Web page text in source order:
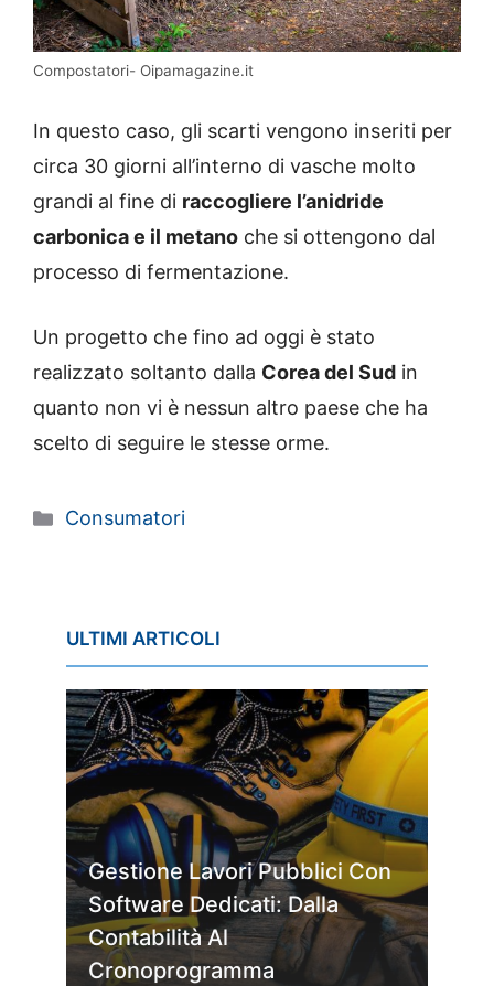
Compostatori- Oipamagazine.it
In questo caso, gli scarti vengono inseriti per
circa 30 giorni all’interno di vasche molto
grandi al fine di raccogliere l’anidride
carbonica e il metano che si ottengono dal
processo di fermentazione.
Un progetto che fino ad oggi è stato
realizzato soltanto dalla Corea del Sud in
quanto non vi è nessun altro paese che ha
scelto di seguire le stesse orme.
Categorie
Consumatori
ULTIMI ARTICOLI
Gestione Lavori Pubblici Con
Software Dedicati: Dalla
Contabilità Al
Cronoprogramma